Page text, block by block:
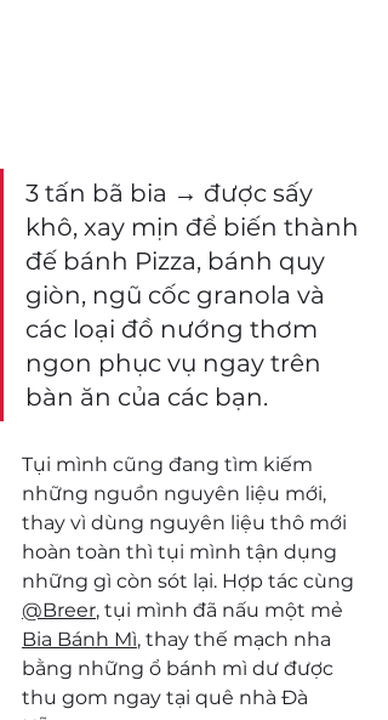
3 tấn bã bia → được sấy
khô, xay mịn để biến thành
đế bánh Pizza, bánh quy
giòn, ngũ cốc granola và
các loại đồ nướng thơm
ngon phục vụ ngay trên
bàn ăn của các bạn.
Tụi mình cũng đang tìm kiếm
những nguồn nguyên liệu mới,
thay vì dùng nguyên liệu thô mới
hoàn toàn thì tụi mình tận dụng
những gì còn sót lại. Hợp tác cùng
@Breer, tụi mình đã nấu một mẻ
Bia Bánh Mì, thay thế mạch nha
bằng những ổ bánh mì dư được
thu gom ngay tại quê nhà Đà